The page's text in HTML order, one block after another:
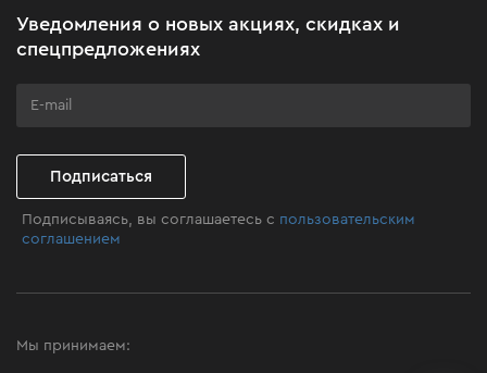
Клуб мастерства
Уведомления о новых акциях, скидках и
спецпредложениях
Подписаться
Подписываясь, вы соглашаетесь с пользовательским
соглашением
Мы принимаем: